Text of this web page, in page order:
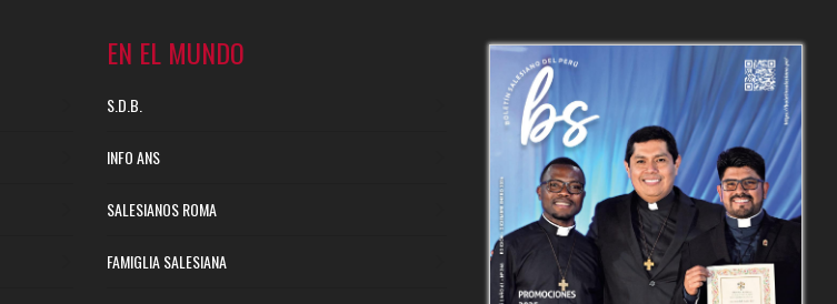
EN EL MUNDO
S.D.B.
INFO ANS
SALESIANOS ROMA
FAMIGLIA SALESIANA